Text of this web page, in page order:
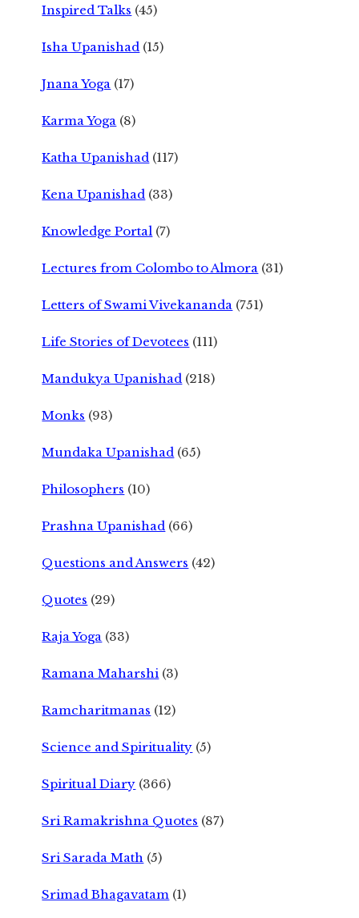
Inspired Talks (45)
Isha Upanishad (15)
Jnana Yoga (17)
Karma Yoga (8)
Katha Upanishad (117)
Kena Upanishad (33)
Knowledge Portal (7)
Lectures from Colombo to Almora (31)
Letters of Swami Vivekananda (751)
Life Stories of Devotees (111)
Mandukya Upanishad (218)
Monks (93)
Mundaka Upanishad (65)
Philosophers (10)
Prashna Upanishad (66)
Questions and Answers (42)
Quotes (29)
Raja Yoga (33)
Ramana Maharshi (3)
Ramcharitmanas (12)
Science and Spirituality (5)
Spiritual Diary (366)
Sri Ramakrishna Quotes (87)
Sri Sarada Math (5)
Srimad Bhagavatam (1)